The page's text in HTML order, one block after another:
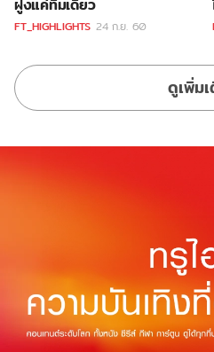
ฝูงแค่ทีมเดียว
FT_HIGHLIGHTS 24 ก.ย. 60
ดูเพิ่ม